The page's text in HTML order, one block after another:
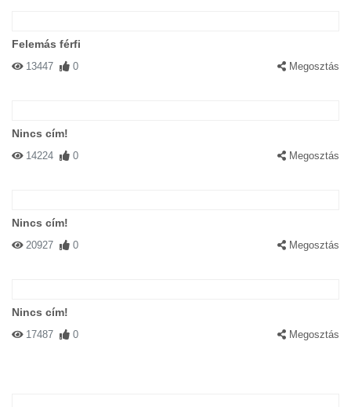
Felemás férfi
13447 0 Megosztás
Nincs cím!
14224 0 Megosztás
Nincs cím!
20927 0 Megosztás
Nincs cím!
17487 0 Megosztás